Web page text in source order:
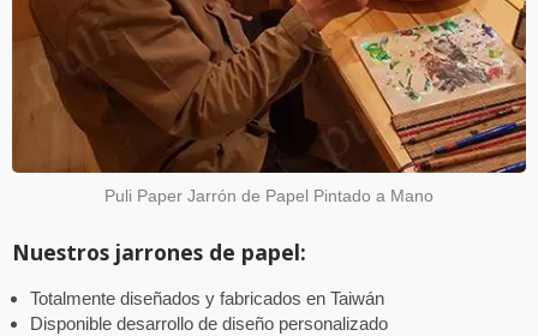
Puli Paper Jarrón de Papel Pintado a Mano
Nuestros jarrones de papel:
Totalmente diseñados y fabricados en Taiwán
Disponible desarrollo de diseño personalizado